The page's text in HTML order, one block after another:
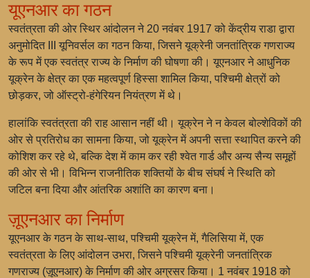
यूएनआर का गठन
स्वतंत्रता की ओर स्थिर आंदोलन ने 20 नवंबर 1917 को केंद्रीय राडा द्वारा
अनुमोदित III यूनिवर्सल का गठन किया, जिसने यूक्रेनी जनतांत्रिक गणराज्य
के रूप में एक स्वतंत्र राज्य के निर्माण की घोषणा की। यूएनआर ने आधुनिक
यूक्रेन के क्षेत्र का एक महत्वपूर्ण हिस्सा शामिल किया, पश्चिमी क्षेत्रों को
छोड़कर, जो ऑस्ट्रो-हंगेरियन नियंत्रण में थे।
हालांकि स्वतंत्रता की राह आसान नहीं थी। यूक्रेन ने न केवल बोल्शेविकों की
ओर से प्रतिरोध का सामना किया, जो यूक्रेन में अपनी सत्ता स्थापित करने की
कोशिश कर रहे थे, बल्कि देश में काम कर रही श्वेत गार्ड और अन्य सैन्य समूहों
की ओर से भी। विभिन्न राजनीतिक शक्तियों के बीच संघर्ष ने स्थिति को
जटिल बना दिया और आंतरिक अशांति का कारण बना।
ज़ूएनआर का निर्माण
यूएनआर के गठन के साथ-साथ, पश्चिमी यूक्रेन में, गैलिसिया में, एक
स्वतंत्रता के लिए आंदोलन उभरा, जिसने पश्चिमी यूक्रेनी जनतांत्रिक
गणराज्य (ज़ूएनआर) के निर्माण की ओर अग्रसर किया। 1 नवंबर 1918 को